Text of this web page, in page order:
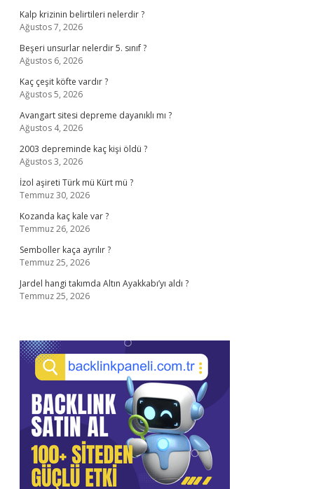
Kalp krizinin belirtileri nelerdir ?
Ağustos 7, 2026
Beşeri unsurlar nelerdir 5. sınıf ?
Ağustos 6, 2026
Kaç çeşit köfte vardır ?
Ağustos 5, 2026
Avangart sitesi depreme dayanıklı mı ?
Ağustos 4, 2026
2003 depreminde kaç kişi öldü ?
Ağustos 3, 2026
İzol aşireti Türk mü Kürt mü ?
Temmuz 30, 2026
Kozanda kaç kale var ?
Temmuz 26, 2026
Semboller kaça ayrılır ?
Temmuz 25, 2026
Jardel hangi takımda Altın Ayakkabı’yı aldı ?
Temmuz 25, 2026